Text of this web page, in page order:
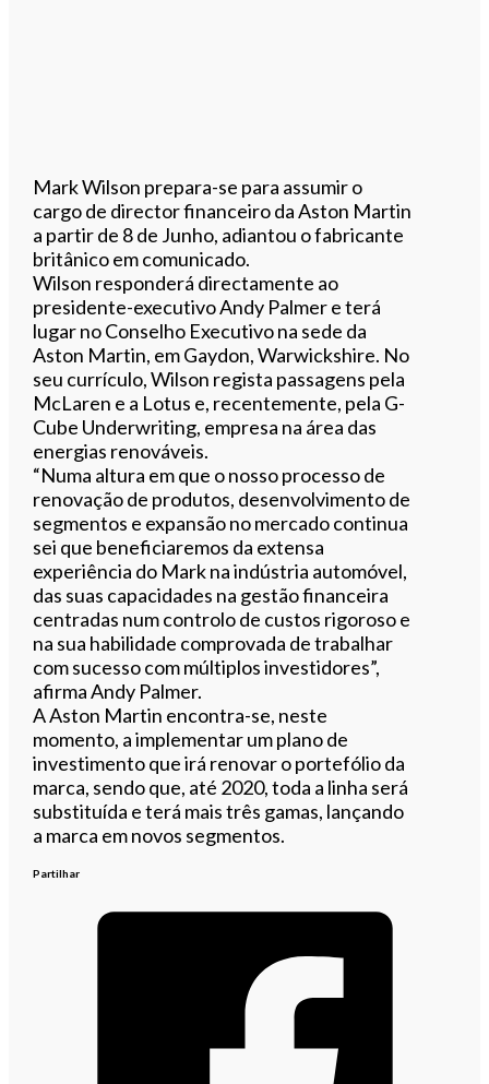
Mark Wilson prepara-se para assumir o
cargo de director financeiro da Aston Martin
a partir de 8 de Junho, adiantou o fabricante
britânico em comunicado.
Wilson responderá directamente ao
presidente-executivo Andy Palmer e terá
lugar no Conselho Executivo na sede da
Aston Martin, em Gaydon, Warwickshire. No
seu currículo, Wilson regista passagens pela
McLaren e a Lotus e, recentemente, pela G-
Cube Underwriting, empresa na área das
energias renováveis.
“Numa altura em que o nosso processo de
renovação de produtos, desenvolvimento de
segmentos e expansão no mercado continua
sei que beneficiaremos da extensa
experiência do Mark na indústria automóvel,
das suas capacidades na gestão financeira
centradas num controlo de custos rigoroso e
na sua habilidade comprovada de trabalhar
com sucesso com múltiplos investidores”,
afirma Andy Palmer.
A Aston Martin encontra-se, neste
momento, a implementar um plano de
investimento que irá renovar o portefólio da
marca, sendo que, até 2020, toda a linha será
substituída e terá mais três gamas, lançando
a marca em novos segmentos.
Partilhar